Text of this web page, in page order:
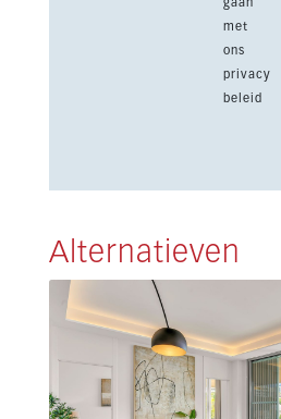
met
ons
privacy
beleid
Alternatieven